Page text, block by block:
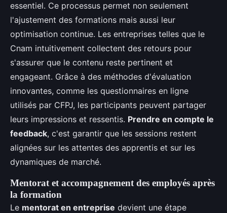
essentiel. Ce processus permet non seulement
l'ajustement des formations mais aussi leur
optimisation continue. Les entreprises telles que le
Cnam intuitivement collectent des retours pour
s'assurer que le contenu reste pertinent et
engageant. Grâce à des méthodes d'évaluation
innovantes, comme les questionnaires en ligne
utilisés par CFPJ, les participants peuvent partager
leurs impressions et ressentis. Prendre en compte le
feedback, c'est garantir que les sessions restent
alignées sur les attentes des apprentis et sur les
dynamiques de marché.
Mentorat et accompagnement des employés après
la formation
Le mentorat en entreprise devient une étape